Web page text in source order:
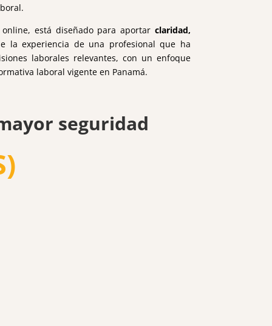
está diseñado para aportar claridad,
la experiencia de una profesional que ha
laborales relevantes, con un enfoque
laboral vigente en Panamá.
seguridad